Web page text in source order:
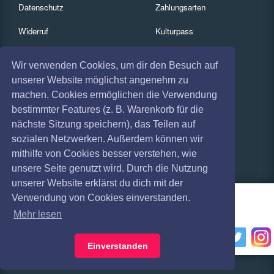
Wir verwenden Cookies, um dir den Besuch auf
unserer Website möglichst angenehm zu
machen. Cookies ermöglichen die Verwendung
bestimmter Features (z. B. Warenkorb für die
nächste Sitzung speichern), das Teilen auf
sozialen Netzwerken. Außerdem können wir
mithilfe von Cookies besser verstehen, wie
unsere Seite genutzt wird. Durch die Nutzung
unserer Website erklärst du dich mit der
Verwendung von Cookies einverstanden.
Mehr lesen
Einverstanden
Datenschutz
Widerruf
Absagen
Coronavirus (COVID 19)
Zahlungsarten
Kulturpass
Services
Gutscheine
Geschäftskunden
Kartenrückgabe
Besucherregistrierung